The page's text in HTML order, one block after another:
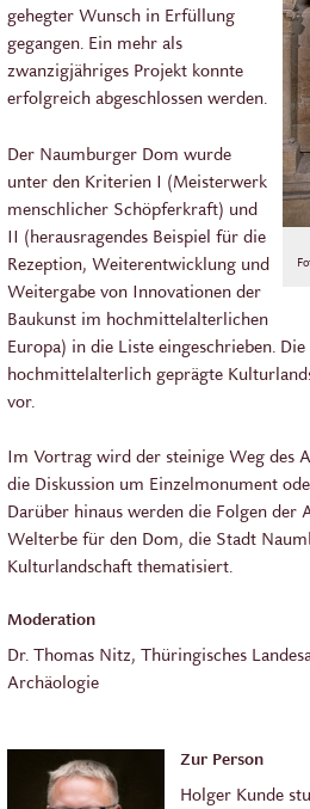
gehegter Wunsch in Erfüllung
gegangen. Ein mehr als
zwanzigjähriges Projekt konnte
erfolgreich abgeschlossen werden.
Der Naumburger Dom wurde
unter den Kriterien I (Meisterwerk
menschlicher Schöpferkraft) und
II (herausragendes Beispiel für die
Rezeption, Weiterentwicklung und
Weitergabe von Innovationen der
Baukunst im hochmittelalterlichen
Europa) in die Liste eingeschrieben.
hochmittelalterlich geprägte
vor.
Im Vortrag wird der steinige Weg des
die Diskussion um Einzelmonument
Darüber hinaus werden die Folgen der
Welterbe für den Dom, die Stadt
Kulturlandschaft thematisiert.
Moderation
Dr. Thomas Nitz, Thüringisches
Archäologie
Zur Person
Holger Kunde